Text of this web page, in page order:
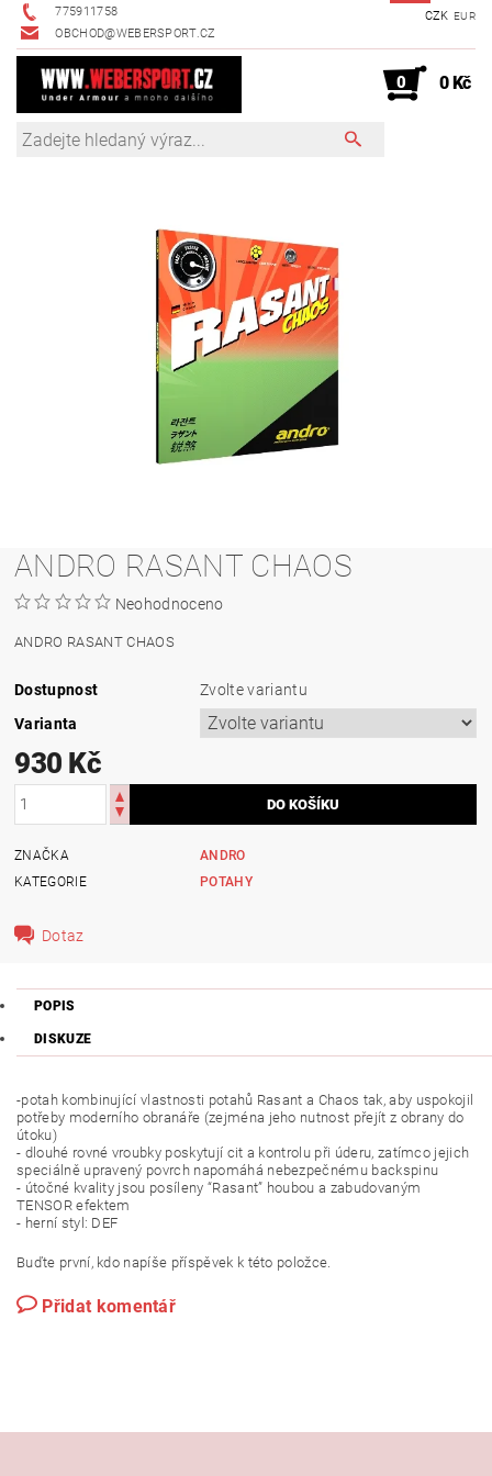
775911758
OBCHOD@WEBERSPORT.CZ
CZK EUR
0 0 Kč
ANDRO RASANT CHAOS
Neohodnoceno
ANDRO RASANT CHAOS
Dostupnost
Zvolte variantu
Varianta
930 Kč
ZNAČKA
ANDRO
KATEGORIE
POTAHY
Dotaz
POPIS
DISKUZE
-potah kombinující vlastnosti potahů Rasant a Chaos tak, aby uspokojil
potřeby moderního obranáře (zejména jeho nutnost přejít z obrany do
útoku)
- dlouhé rovné vroubky poskytují cit a kontrolu při úderu, zatímco jejich
speciálně upravený povrch napomáhá nebezpečnému backspinu
- útočné kvality jsou posíleny “Rasant” houbou a zabudovaným
TENSOR efektem
- herní styl: DEF
Buďte první, kdo napíše příspěvek k této položce.
Přidat komentář